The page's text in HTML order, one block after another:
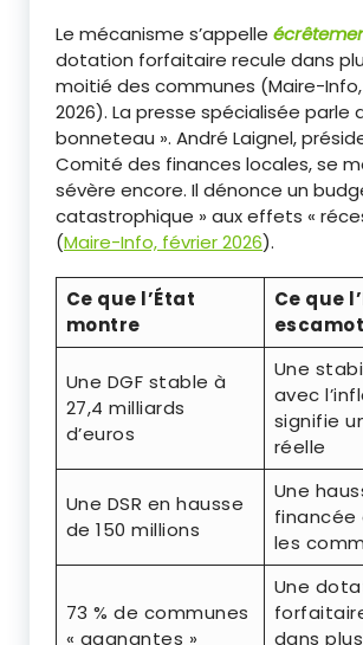
Le mécanisme s’appelle
dotation forfaitaire recule dans
moitié des communes (Maire-
2026). La presse spécialisée parle
bonneteau ». André Laignel,
Comité des finances locales, se
sévère encore. Il dénonce un
catastrophique » aux effets «
(Maire-Info, février 2026).
Ce que l’État
montre
Ce que
Une DGF stable à
27,4 milliards
d’euros
Une
avec
signifie
réelle
Une DSR en hausse
de 150 millions
Une
financée
les
73 % de communes
« gagnantes »
Une
dans